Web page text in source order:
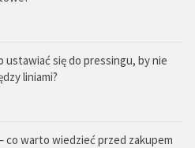
ustawiać się do pressingu, by nie
liniami?
co warto wiedzieć przed zakupem